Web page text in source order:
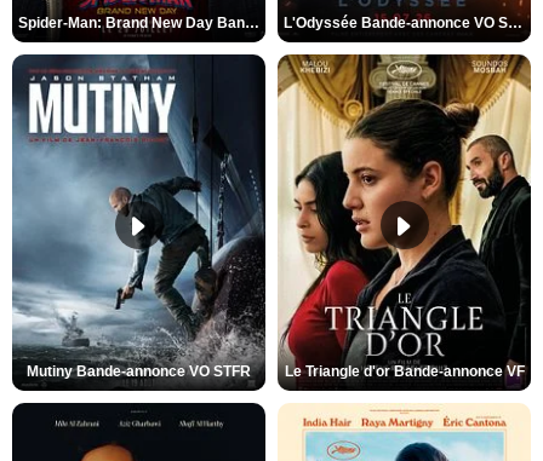
Spider-Man: Brand New Day Bande-annonce VO STFR L'Odyssée Bande-annonce VO STFR
Mutiny Bande-annonce VO STFR Le Triangle d'or Bande-annonce VF